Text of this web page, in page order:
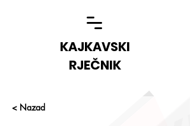
KAJKAVSKI
RJEČNIK
< Nazad